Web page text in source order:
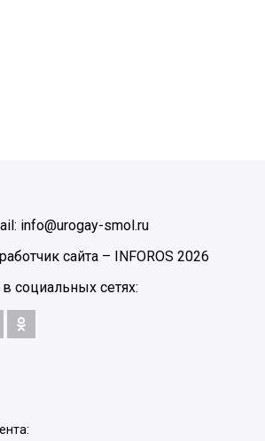
info@urogay-smol.ru
сайта – INFOROS 2026
социальных сетях: